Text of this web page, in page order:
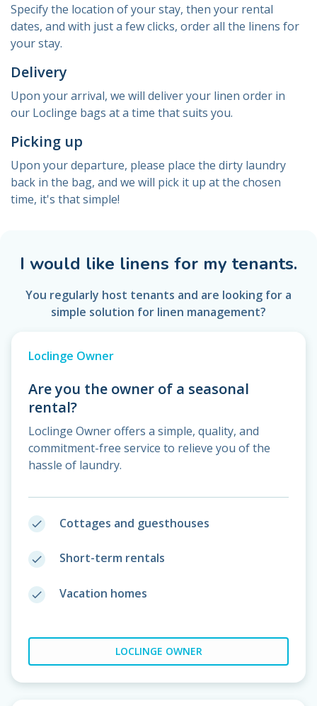
Specify the location of your stay, then your rental
dates, and with just a few clicks, order all the linens for
your stay.
Delivery
Upon your arrival, we will deliver your linen order in
our Loclinge bags at a time that suits you.
Picking up
Upon your departure, please place the dirty laundry
back in the bag, and we will pick it up at the chosen
time, it's that simple!
I would like linens for my tenants.
You regularly host tenants and are looking for a
simple solution for linen management?
Loclinge Owner
Are you the owner of a seasonal
rental?
Loclinge Owner offers a simple, quality, and
commitment-free service to relieve you of the
hassle of laundry.
done Cottages and guesthouses
done Short-term rentals
done Vacation homes
LOCLINGE OWNER